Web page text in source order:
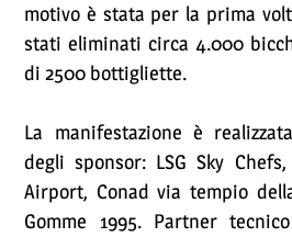
motivo è stata per la prima
stati eliminati circa 4.000
di 2500 bottigliette.
La manifestazione è
degli sponsor: LSG Sky
Airport, Conad via tempio
Gomme 1995. Partner